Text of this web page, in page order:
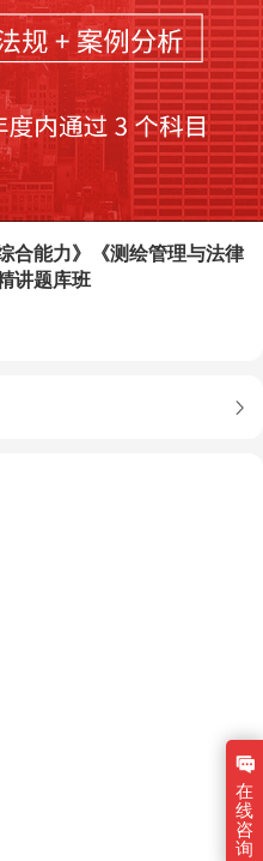
合能力》《测绘管理与法律
讲题库班
在
线
咨
询